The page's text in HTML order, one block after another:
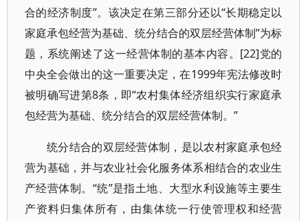
合的经济制度”。该决定在第三部分还以“长期稳定以
家庭承包经营为基础、统分结合的双层经营体制”为标
题，系统阐述了这一经营体制的基本内容。[22]党的
中央全会做出的这一重要决定，在1999年宪法修改时
被明确写进第8条，即“农村集体经济组织实行家庭承
包经营为基础、统分结合的双层经营体制。”
统分结合的双层经营体制，是以农村家庭承包经
营为基础，并与农业社会化服务体系相结合的农业生
产经营体制。“统”是指土地、大型水利设施等主要生
产资料归集体所有，由集体统一行使管理权和经营